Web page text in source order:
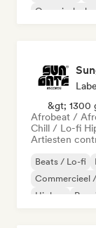
Organische
&gt; 1300
Afrobeat /
Chill / Lo-fi
Artiesten
Beats / Lo-fi
Commercieel
Hiphop